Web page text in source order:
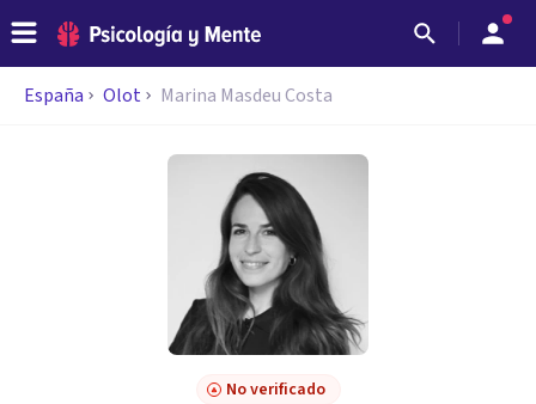
España Olot Marina Masdeu Costa
No verificado